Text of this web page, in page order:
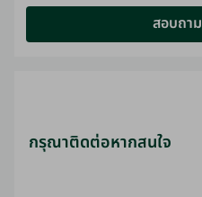
สอบถาม
กรุณาติดต่อหากสนใจ